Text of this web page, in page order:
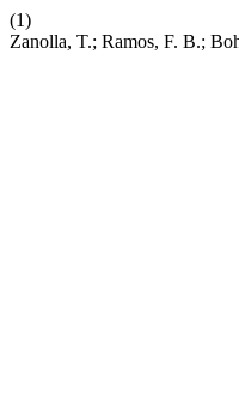
(1)
Zanolla, T.; Ramos, F. B.;